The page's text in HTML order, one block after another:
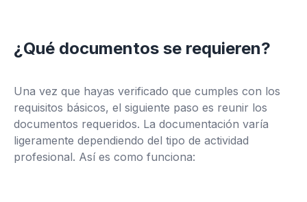
¿Qué documentos se requieren?
Una vez que hayas verificado que cumples con los
requisitos básicos, el siguiente paso es reunir los
documentos requeridos. La documentación varía
ligeramente dependiendo del tipo de actividad
profesional. Así es como funciona: